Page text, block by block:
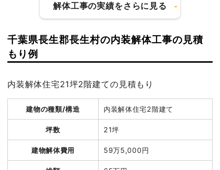
軽量鉄骨造住宅40坪2階建
て
40坪
27,846
1,113,840
養生費
120m² 600円
72,000円
物置撤去
7m² 3,000円
土間コンクリート撤去
1式
72,000円
駐車場撤去
18m² 0円
0円
小計
1,490,000
解体工事の実績をさらに見る
建物の種類/構造
建物解体費用 228万円
総額 503万8,000円
品名
鉄骨造倉庫57坪2階建
57坪
40,000
2,280,000
千葉県長生郡長生村の内装解体工事の見積
もり例
内装解体住宅21坪2階建ての見積もり
建物の種類/構造 内装解体住宅2階建て
坪数 21坪
建物解体費用 59万5,000円